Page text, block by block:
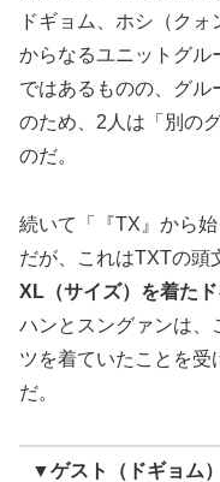
ドギョム、ホシ（ク
からなるユニットグル
ではあるものの、グル
のため、2人は「別の
のだ。
続いて「『TX』から
だが、これはTXTの頭
XL（サイズ）を着たド
ハンとスングァンは、
ツを着ていたことを受
だ。
▼ゲスト（ドギョム